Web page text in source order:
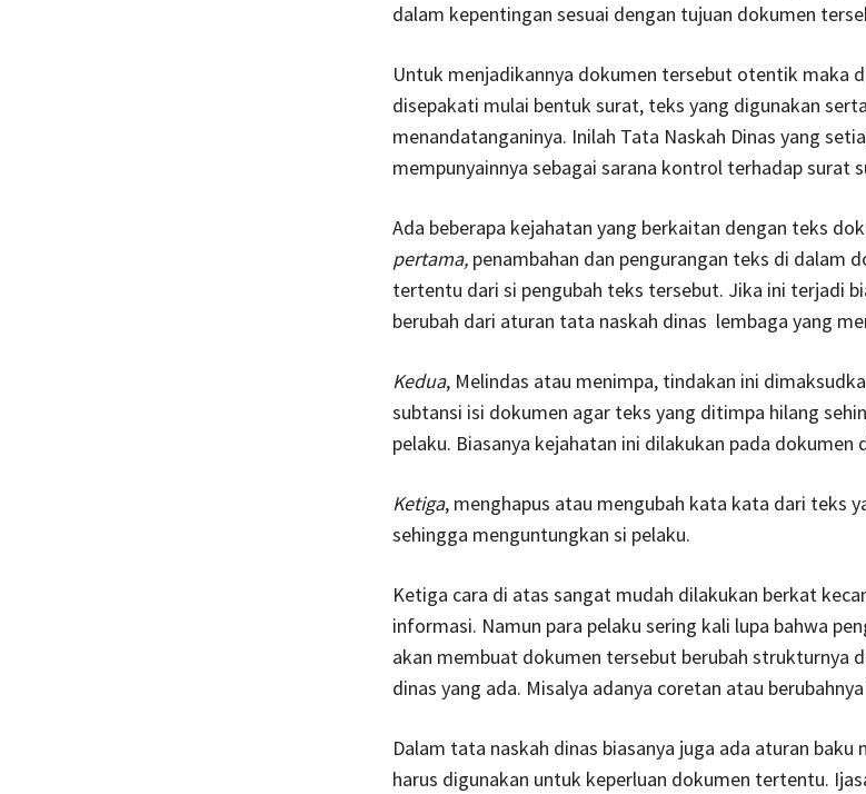
dalam kepentingan sesuai dengan tujuan dokumen
Untuk menjadikannya dokumen tersebut otentik maka
disepakati mulai bentuk surat, teks yang digunakan
menandatanganinya. Inilah Tata Naskah Dinas yang
mempunyainnya sebagai sarana kontrol terhadap surat
Ada beberapa kejahatan yang berkaitan dengan teks
pertama,penambahan dan pengurangan teks di dalam
tertentu dari si pengubah teks tersebut. Jika ini terjadi
berubah dari aturan tata naskah dinas lembaga yang
Kedua, Melindas atau menimpa, tindakan ini
subtansi isi dokumen agar teks yang ditimpa hilang
pelaku. Biasanya kejahatan ini dilakukan pada dokumen
Ketiga, menghapus atau mengubah kata kata dari teks
sehingga menguntungkan si pelaku.
Ketiga cara di atas sangat mudah dilakukan berkat
informasi. Namun para pelaku sering kali lupa bahwa
akan membuat dokumen tersebut berubah strukturnya
dinas yang ada. Misalya adanya coretan atau
Dalam tata naskah dinas biasanya juga ada aturan baku
harus digunakan untuk keperluan dokumen tertentu.